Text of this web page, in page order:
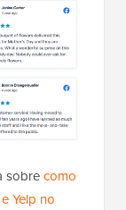
sobrecomo
Yelp no